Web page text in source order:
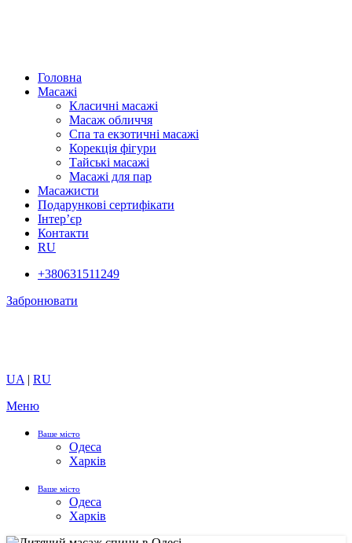
Головна
Масажі
Класичні масажі
Масаж обличчя
Спа та екзотичні масажі
Корекція фігури
Тайські масажі
Масажі для пар
Масажисти
Подарункові сертифікати
Інтер’єр
Контакти
RU
+380631511249
Забронювати
UA | RU
Меню
Ваше місто
Одеса
Харків
Ваше місто
Одеса
Харків